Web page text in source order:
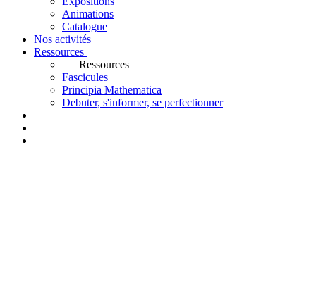
Animations
Catalogue
Nos activités
Ressources
Ressources
Fascicules
Principia Mathematica
Debuter, s'informer, se perfectionner